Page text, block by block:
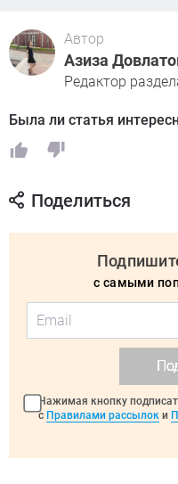
Автор
Азиза
Редактор
Была ли статья
Поделиться
с самыми
Нажимая кнопку
с Правилами рассылок и